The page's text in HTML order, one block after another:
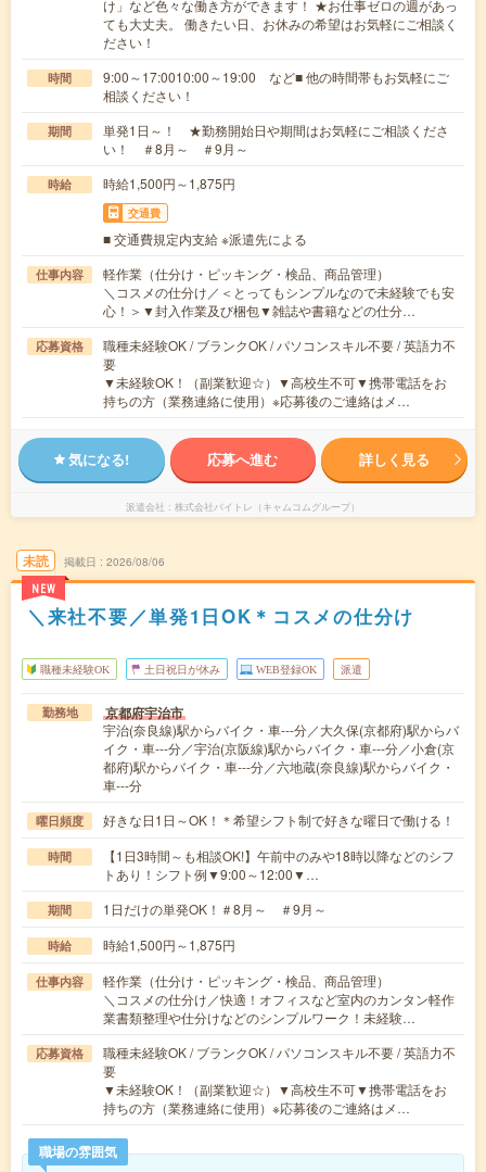
け」など色々な働き方ができます！ ★お仕事ゼロの週があっ
ても大丈夫。 働きたい日、お休みの希望はお気軽にご相談く
ださい！
時間
9:00～17:0010:00～19:00 など■ 他の時間帯もお気軽にご
相談ください！
期間
単発1日～！ ★勤務開始日や期間はお気軽にご相談くださ
い！ ＃8月～ ＃9月～
時給 時給1,500円～1,875円
交通費
■ 交通費規定内支給 ※派遣先による
仕事内容
軽作業（仕分け・ピッキング・検品、商品管理）
＼コスメの仕分け／＜とってもシンプルなので未経験でも安
心！＞▼封入作業及び梱包▼雑誌や書籍などの仕分…
応募資格
職種未経験OK / ブランクOK / パソコンスキル不要 / 英語力不
要
▼未経験OK！（副業歓迎☆）▼高校生不可▼携帯電話をお
持ちの方（業務連絡に使用）※応募後のご連絡はメ…
気になる! 応募へ進む 詳しく見る
派遣会社 株式会社バイトレ（キャムコムグループ）
未読
NEW
掲載日 2026/08/06
＼来社不要／単発1日OK＊コスメの仕分け
職種未経験OK 土日祝日が休み WEB登録OK 派遣
勤務地 京都府宇治市
宇治(奈良線)駅からバイク・車---分／大久保(京都府)駅からバ
イク・車---分／宇治(京阪線)駅からバイク・車---分／小倉(京
都府)駅からバイク・車---分／六地蔵(奈良線)駅からバイク・
車---分
曜日頻度 好きな日1日～OK！＊希望シフト制で好きな曜日で働ける！
時間
【1日3時間～も相談OK!】午前中のみや18時以降などのシフ
トあり！シフト例▼9:00～12:00▼…
期間 1日だけの単発OK！＃8月～ ＃9月～
時給 時給1,500円～1,875円
仕事内容
軽作業（仕分け・ピッキング・検品、商品管理）
＼コスメの仕分け／快適！オフィスなど室内のカンタン軽作
業書類整理や仕分けなどのシンプルワーク！未経験…
応募資格
職種未経験OK / ブランクOK / パソコンスキル不要 / 英語力不
要
▼未経験OK！（副業歓迎☆）▼高校生不可▼携帯電話をお
持ちの方（業務連絡に使用）※応募後のご連絡はメ…
職場の雰囲気